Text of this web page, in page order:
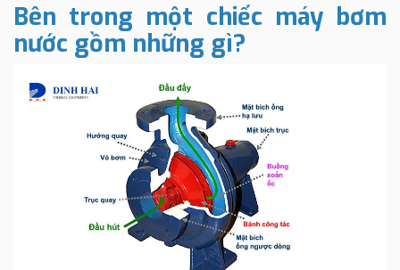
Bên trong một chiếc máy bơm
nước gồm những gì?